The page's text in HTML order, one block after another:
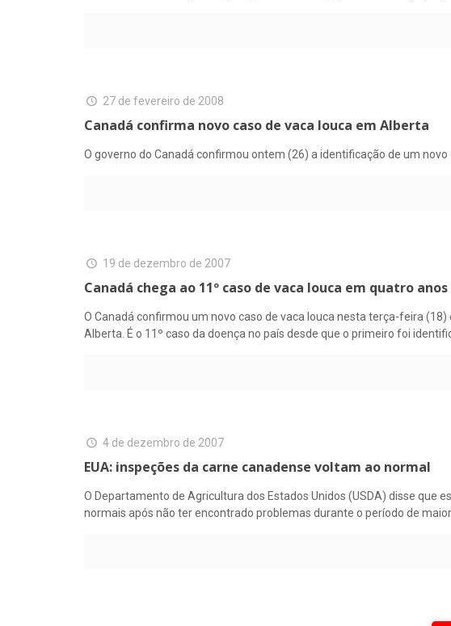
27 de fevereiro de 2008
Canadá confirma novo caso de vaca louca em Alberta
O governo do Canadá confirmou ontem (26) a identificação de um
19 de dezembro de 2007
Canadá chega ao 11º caso de vaca louca em quatro anos
O Canadá confirmou um novo caso de vaca louca nesta terça-feira
Alberta. É o 11º caso da doença no país desde que o primeiro foi
4 de dezembro de 2007
EUA: inspeções da carne canadense voltam ao normal
O Departamento de Agricultura dos Estados Unidos (USDA) disse que
normais após não ter encontrado problemas durante o período de